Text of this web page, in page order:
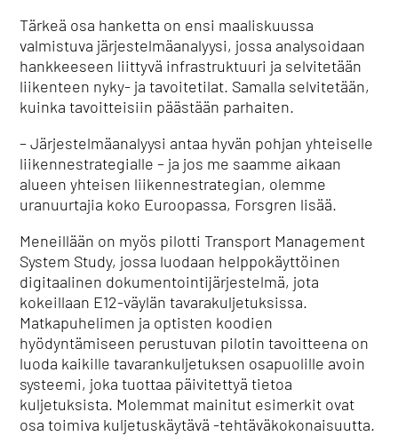
Tärkeä osa hanketta on ensi maaliskuussa
valmistuva järjestelmäanalyysi, jossa analysoidaan
hankkeeseen liittyvä infrastruktuuri ja selvitetään
liikenteen nyky- ja tavoitetilat. Samalla selvitetään,
kuinka tavoitteisiin päästään parhaiten.
– Järjestelmäanalyysi antaa hyvän pohjan yhteiselle
liikennestrategialle – ja jos me saamme aikaan
alueen yhteisen liikennestrategian, olemme
uranuurtajia koko Euroopassa, Forsgren lisää.
Meneillään on myös pilotti Transport Management
System Study, jossa luodaan helppokäyttöinen
digitaalinen dokumentointijärjestelmä, jota
kokeillaan E12-väylän tavarakuljetuksissa.
Matkapuhelimen ja optisten koodien
hyödyntämiseen perustuvan pilotin tavoitteena on
luoda kaikille tavarankuljetuksen osapuolille avoin
systeemi, joka tuottaa päivitettyä tietoa
kuljetuksista. Molemmat mainitut esimerkit ovat
osa toimiva kuljetuskäytävä -tehtäväkokonaisuutta.